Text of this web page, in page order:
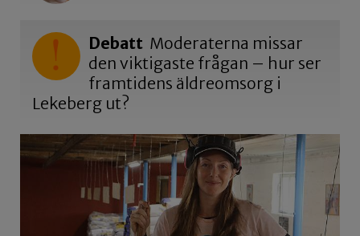
Debatt Moderaterna missar
den viktigaste frågan – hur ser
framtidens äldreomsorg i
Lekeberg ut?